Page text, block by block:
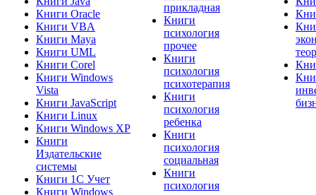
Книги Oracle
Книги VBA
Книги Maya
Книги UML
Книги Corel
Книги Windows
Vista
Книги JavaScript
Книги Linux
Книги Windows XP
Книги
Издательские
системы
Книги 1C Учет
Книги Windows
прикладная
Книги
психология
прочее
Книги
психология
психотерапия
Книги
психология
ребенка
Книги
психология
социальная
Книги
психология